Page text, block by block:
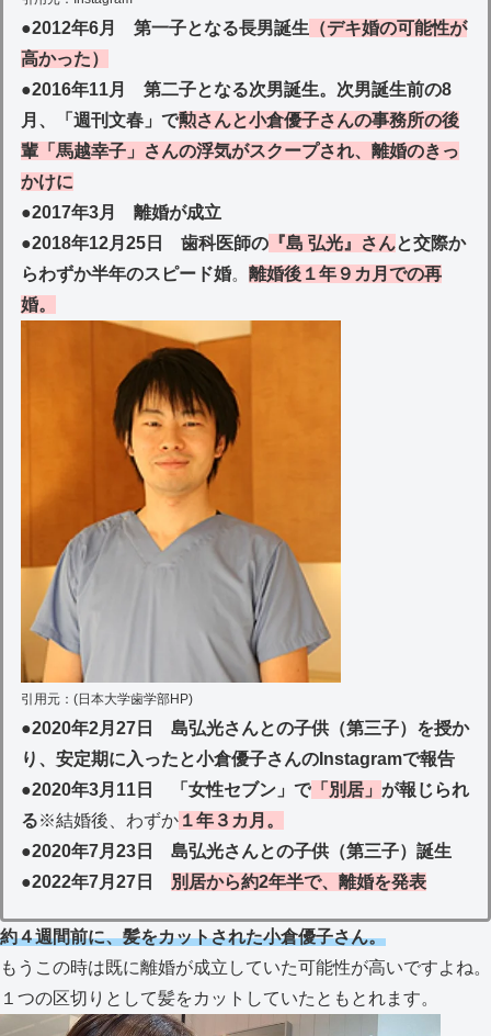
●2012年6月 第一子となる長男誕生 （デキ婚の可能性が
高かった）
●2016年11月 第二子となる次男誕生。次男誕生前の8
月、「週刊文春」で勲さんと小倉優子さんの事務所の後
輩「馬越幸子」さんの浮気がスクープされ、離婚のきっ
かけに
●2017年3月 離婚が成立
●2018年12月25日 歯科医師の 『島 弘光』さんと交際か
らわずか半年のスピード婚。 離婚後１年９カ月での再
婚。
引用元：(日本大学歯学部HP)
●2020年2月27日 島弘光さんとの子供（第三子）を授か
り、安定期に入ったと小倉優子さんのInstagramで報告
●2020年3月11日 「女性セブン」で 「別居」 が報じられ
る※結婚後、わずか １年３カ月。
●2020年7月23日 島弘光さんとの子供（第三子）誕生
●2022年7月27日 別居から約2年半で、離婚を発表
約４週間前に、髪をカットされた小倉優子さん。
もうこの時は既に離婚が成立していた可能性が高いですよね。
１つの区切りとして髪をカットしていたともとれます。